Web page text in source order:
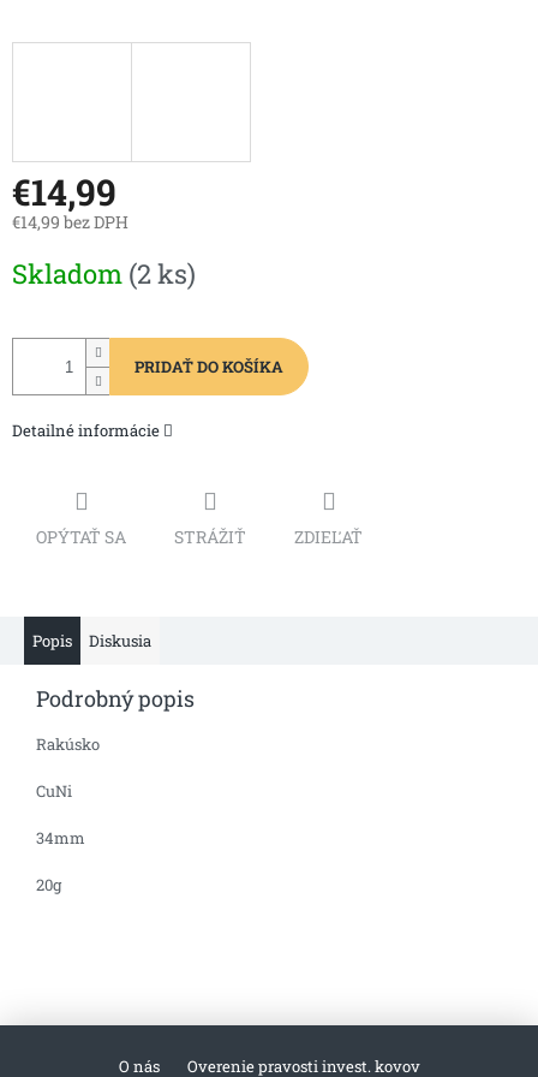
€14,99
€14,99 bez DPH
cena:
Skladom (2 ks)
PRIDAŤ DO KOŠÍKA
Detailné informácie
OPÝTAŤ SA STRÁŽIŤ ZDIEĽAŤ
Popis Diskusia
Podrobný popis
Rakúsko
CuNi
34mm
20g
O nás Overenie pravosti invest. kovov